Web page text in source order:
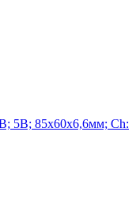
5В; 85x60x6,6мм; Ch: